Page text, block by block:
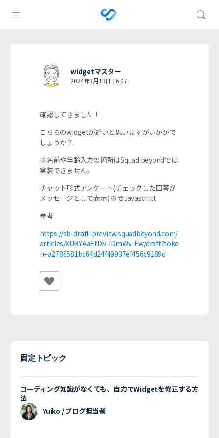
widgetマスター
2024年3月13日 16:07
確認してきました！
こちらのwidgetが近いと思いますがいかがで
しょうか？
※名前や年齢入力の箇所はSquad beyondでは
実装できません。
チャット形式アンケート(チェックした回答が
メッセージとして表示) ※要Javascript
参考
https://sb-draft-preview.squadbeyond.com/
articles/XURYAaEtlXv-IDmWv-Ew/draft?toke
n=a2788581bc64d24f49937ef456c9189d
固定トピック
コーディング知識がなくても、自力でWidgetを修正する方
法
Yuiko / ブログ担当者